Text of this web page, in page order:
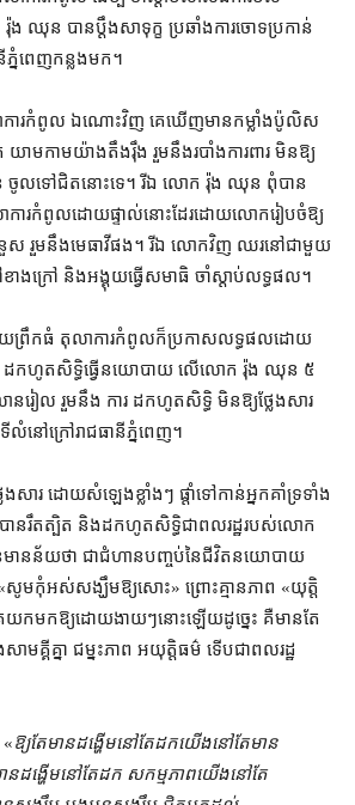
ឈុន បាន​ប្ដឹង​សាទុក្ខ ប្រឆាំង​ការ​ចោទប្រកាន់​
នំពេញ​កន្លង​មក។
ការ​កំពូល ឯណោះ​វិញ គេ​ឃើញ​មាន​កម្លាំង​ប៉ូលិស
ាមកាម​យ៉ាង​តឹងរ៉ឹង រួម​នឹង​របាំង​ការពារ មិន​ឱ្យ​
ចូល​ទៅ​ជិត​នោះ​ទេ​។ រីឯ លោក រ៉ុង ឈុន ពុំបាន​
ារ​កំពូល​ដោយ​ផ្ទាល់​នោះ​ដែរ​ដោយ​លោក​រៀបចំ​ឱ្យ​
រួម​នឹង​មេធាវី​ផង។ រីឯ លោក​វិញ ឈរ​នៅ​ជាមួយ​
ខាងក្រៅ និង​អង្គុយ​ធ្វើ​សមាធិ ចាំ​ស្ដាប់​លទ្ធផល។
មួយ​ព្រឹក​ធំ តុលាការ​កំពូល​ក៏​ប្រកាស​លទ្ធផល​ដោយ​
ដកហូត​សិទ្ធិ​ធ្វើ​នយោបាយ លើ​លោក រ៉ុង ឈុន ៥​
ន​រៀល រួម​នឹង ការ ដកហូត​សិទ្ធិ មិន​ឱ្យ​ថ្លែង​សារ​
នៅ​ក្រៅ​រាជធានី​ភ្នំពេញ។
ារ ដោយ​សំឡេង​ខ្លាំងៗ ផ្ដាំ​ទៅកាន់​អ្នកគាំទ្រ​ទាំង
បាន​រឹតត្បិត និង​ដកហូត​សិទ្ធិ​ជា​ពលរដ្ឋ​របស់​លោក​
ានន័យថា ជា​ជំហាន​បញ្ចប់​នៃ​ជីវិត​នយោបាយ​
មកុំ​អស់សង្ឃឹម​ឱ្យ​សោះ​» ព្រោះ​គ្មាន​ភាព «​យុត្តិ
ក​មក​ឱ្យ​ដោយ​ងាយៗ​នោះ​ឡើយ​ដូច្នេះ គឺ​មានតែ​
ាមគ្គី​គ្នា ជម្នះ​ភាព អយុត្តិធម៌ ទើប​ជា​ពលរដ្ឋ​
​ឱ្យ​តែ​មាន​ដង្ហើម​នៅតែ​ដក​យើង​នៅតែ​មាន​
ន​ដង្ហើម​នៅតែ​ដក សកម្មភាព​យើង​នៅតែ​